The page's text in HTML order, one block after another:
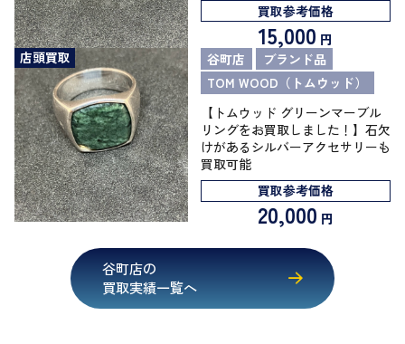
買取参考価格
15,000 円
店頭買取
谷町店
ブランド品
TOM WOOD（トムウッド）
【トムウッド グリーンマーブル
リングをお買取しました！】石欠
けがあるシルバーアクセサリーも
買取可能
買取参考価格
20,000 円
谷町店の
買取実績一覧へ